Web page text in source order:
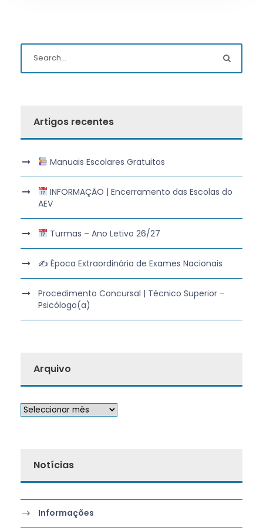
Artigos recentes
Manuais Escolares Gratuitos
INFORMAÇÃO | Encerramento das Escolas do
AEV
Turmas – Ano Letivo 26/27
✍️ Época Extraordinária de Exames Nacionais
Procedimento Concursal | Técnico Superior –
Psicólogo(a)
Arquivo
Notícias
Informações